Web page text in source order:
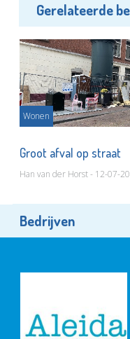
Gerelateerde
Wonen
Groot afval op straat
Han van der Horst - 12-07-
Bedrijven